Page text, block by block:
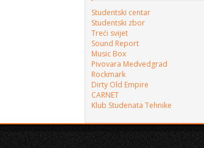
Studentski centar
Studentski zbor
Treći svijet
Sound Report
Music Box
Pivovara Medvedgrad
Rockmark
Dirty Old Empire
CARNET
Klub Studenata Tehnike